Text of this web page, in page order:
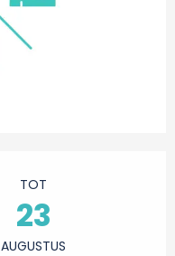
TOT
23
AUGUSTUS